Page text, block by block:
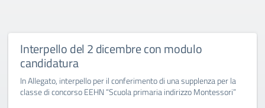
Interpello del 2 dicembre con modulo
candidatura
In Allegato, interpello per il conferimento di una supplenza per la
classe di concorso EEHN “Scuola primaria indirizzo Montessori”